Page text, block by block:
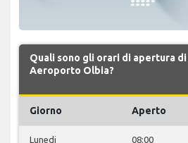
Quali sono gli orari di apertura di
Aeroporto Olbia?
Giorno Aperto
Lunedi 08:00